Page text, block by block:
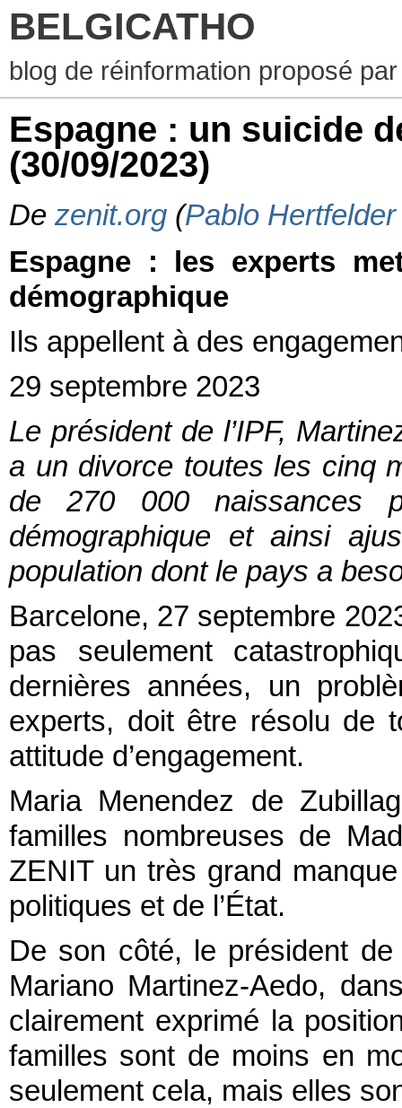
BELGICATHO
blog de réinformation proposé
Espagne : un suicide
(30/09/2023)
De zenit.org (Pablo
Espagne : les experts
démographique
Ils appellent à des
29 septembre 2023
Le président de l’IPF,
a un divorce toutes les cinq
de 270 000 naissances
démographique et ainsi
population dont le pays a
Barcelone, 27 septembre
pas seulement
dernières années, un
experts, doit être résolu de
attitude d’engagement.
Maria Menendez de
familles nombreuses de
ZENIT un très grand
politiques et de l’État.
De son côté, le président de
Mariano Martinez-Aedo,
clairement exprimé la
familles sont de moins en
seulement cela, mais elles